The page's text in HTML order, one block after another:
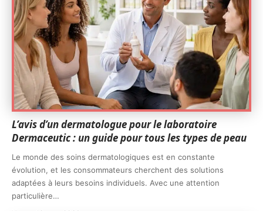
L’avis d’un dermatologue pour le laboratoire
Dermaceutic : un guide pour tous les types de peau
Le monde des soins dermatologiques est en constante
évolution, et les consommateurs cherchent des solutions
adaptées à leurs besoins individuels. Avec une attention
particulière…